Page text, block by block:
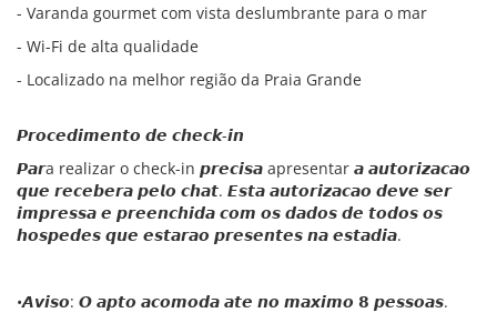
- Varanda gourmet com vista deslumbrante para o mar
- Wi-Fi de alta qualidade
- Localizado na melhor região da Praia Grande
𝙋𝙧𝙤𝙘𝙚𝙙𝙞𝙢𝙚𝙣𝙩𝙤 𝙙𝙚 𝙘𝙝𝙚𝙘𝙠-𝙞𝙣
𝙋𝙖𝙧a realizar o check-in 𝙥𝙧𝙚𝙘𝙞𝙨𝙖 apresentar 𝙖 𝙖𝙪𝙩𝙤𝙧𝙞𝙯𝙖𝙘𝙖𝙤
𝙦𝙪𝙚 𝙧𝙚𝙘𝙚𝙗𝙚𝙧𝙖 𝙥𝙚𝙡𝙤 𝙘𝙝𝙖𝙩. 𝙀𝙨𝙩𝙖 𝙖𝙪𝙩𝙤𝙧𝙞𝙯𝙖𝙘𝙖𝙤 𝙙𝙚𝙫𝙚 𝙨𝙚𝙧
𝙞𝙢𝙥𝙧𝙚𝙨𝙨𝙖 𝙚 𝙥𝙧𝙚𝙚𝙣𝙘𝙝𝙞𝙙𝙖 𝙘𝙤𝙢 𝙤𝙨 𝙙𝙖𝙙𝙤𝙨 𝙙𝙚 𝙩𝙤𝙙𝙤𝙨 𝙤𝙨
𝙝𝙤𝙨𝙥𝙚𝙙𝙚𝙨 𝙦𝙪𝙚 𝙚𝙨𝙩𝙖𝙧𝙖𝙤 𝙥𝙧𝙚𝙨𝙚𝙣𝙩𝙚𝙨 𝙣𝙖 𝙚𝙨𝙩𝙖𝙙𝙞𝙖.
•𝘼𝙫𝙞𝙨𝙤: 𝙊 𝙖𝙥𝙩𝙤 𝙖𝙘𝙤𝙢𝙤𝙙𝙖 𝙖𝙩𝙚 𝙣𝙤 𝙢𝙖𝙭𝙞𝙢𝙤 𝟴 𝙥𝙚𝙨𝙨𝙤𝙖𝙨.